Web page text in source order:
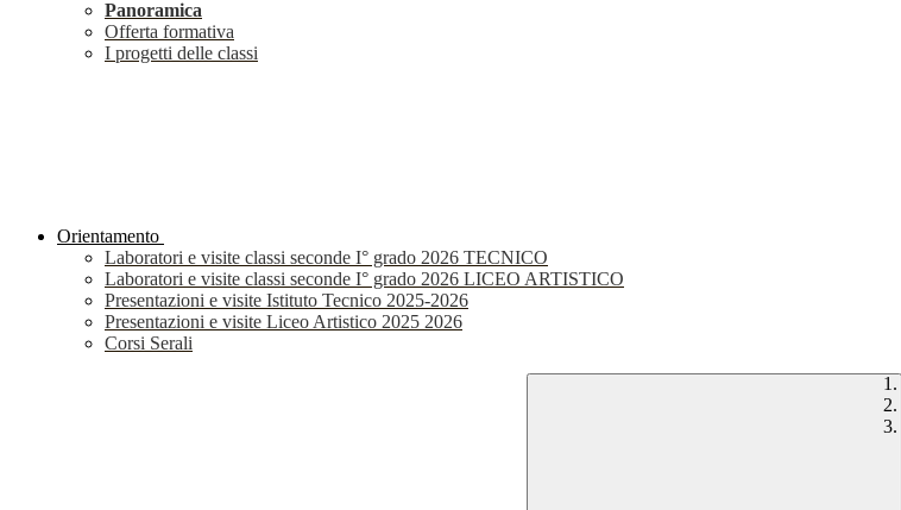
Panoramica
Offerta formativa
I progetti delle classi
Orientamento
Laboratori e visite classi seconde I° grado 2026 TECNICO
Laboratori e visite classi seconde I° grado 2026 LICEO ARTISTICO
Presentazioni e visite Istituto Tecnico 2025-2026
Presentazioni e visite Liceo Artistico 2025 2026
Corsi Serali